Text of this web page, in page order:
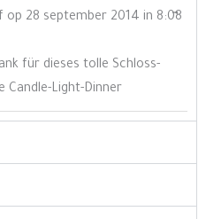
op 28 september 2014 in 8:08
für dieses tolle Schloss-
Candle-Light-Dinner
…
deze